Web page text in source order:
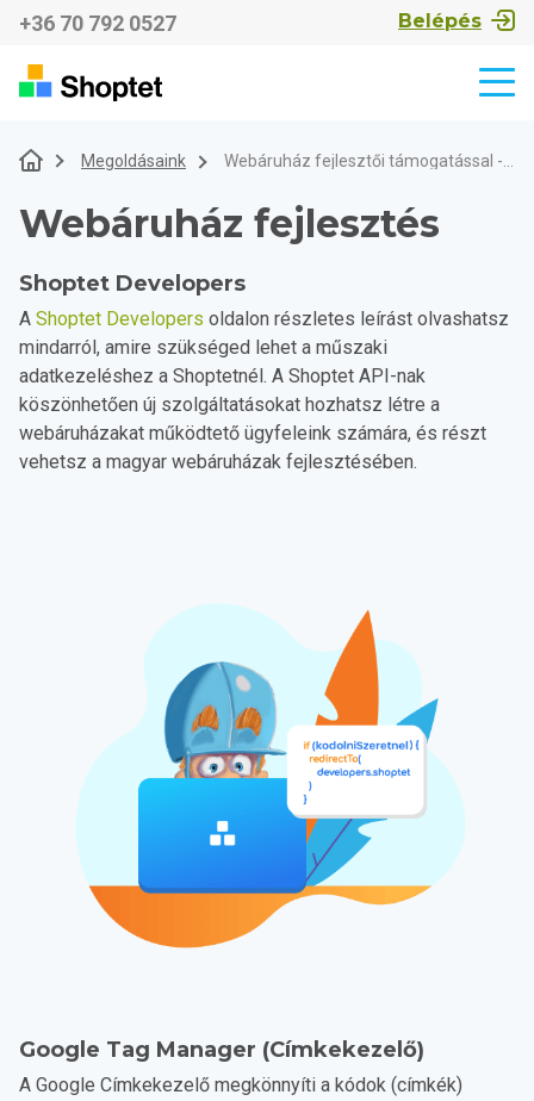
+36 70 792 0527 Belépés
Megoldásaink Webáruház fejlesztői támogatással - Shoptet.hu
Webáruház fejlesztés
Shoptet Developers
A Shoptet Developers oldalon részletes leírást olvashatsz
mindarról, amire szükséged lehet a műszaki
adatkezeléshez a Shoptetnél. A Shoptet API-nak
köszönhetően új szolgáltatásokat hozhatsz létre a
webáruházakat működtető ügyfeleink számára, és részt
vehetsz a magyar webáruházak fejlesztésében.
Google Tag Manager (Címkekezelő)
A Google Címkekezelő megkönnyíti a kódok (címkék)